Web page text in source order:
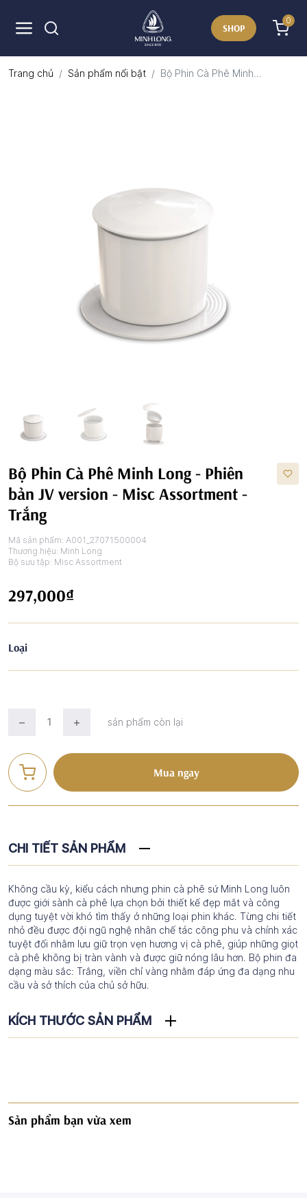
SHOP
0
Trang chủ Sản phẩm nổi bật Bộ Phin Cà Phê Minh...
Bộ Phin Cà Phê Minh Long - Phiên
bản JV version - Misc Assortment -
Trắng
Mã sản phẩm: A001_27071500004
Thương hiệu: Minh Long
Bộ sưu tập: Misc Assortment
297,000₫
Loại
sản phẩm còn lại
Mua ngay
CHI TIẾT SẢN PHẨM
Không cầu kỳ, kiểu cách nhưng phin cà phê sứ Minh Long luôn
được giới sành cà phê lựa chọn bởi thiết kế đẹp mắt và công
dụng tuyệt vời khó tìm thấy ở những loại phin khác. Từng chi tiết
nhỏ đều được đội ngũ nghệ nhân chế tác công phu và chính xác
tuyệt đối nhằm lưu giữ trọn vẹn hương vị cà phê, giúp những giọt
cà phê không bị tràn vành và được giữ nóng lâu hơn. Bộ phin đa
dạng màu sắc: Trắng, viền chỉ vàng nhằm đáp ứng đa dạng nhu
cầu và sở thích của chủ sở hữu.
KÍCH THƯỚC SẢN PHẨM
Sản phẩm bạn vừa xem